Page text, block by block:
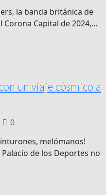
la banda británica de
Corona Capital de 2024,…
un viaje cósmico a
0
melómanos!
de los Deportes no